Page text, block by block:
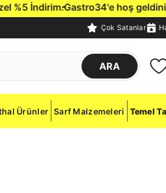
İndirim.Gastro34'e hoş geldiniz.
Çok Satanlar
ARA
Ürünler Sarf Malzemeleri Temel